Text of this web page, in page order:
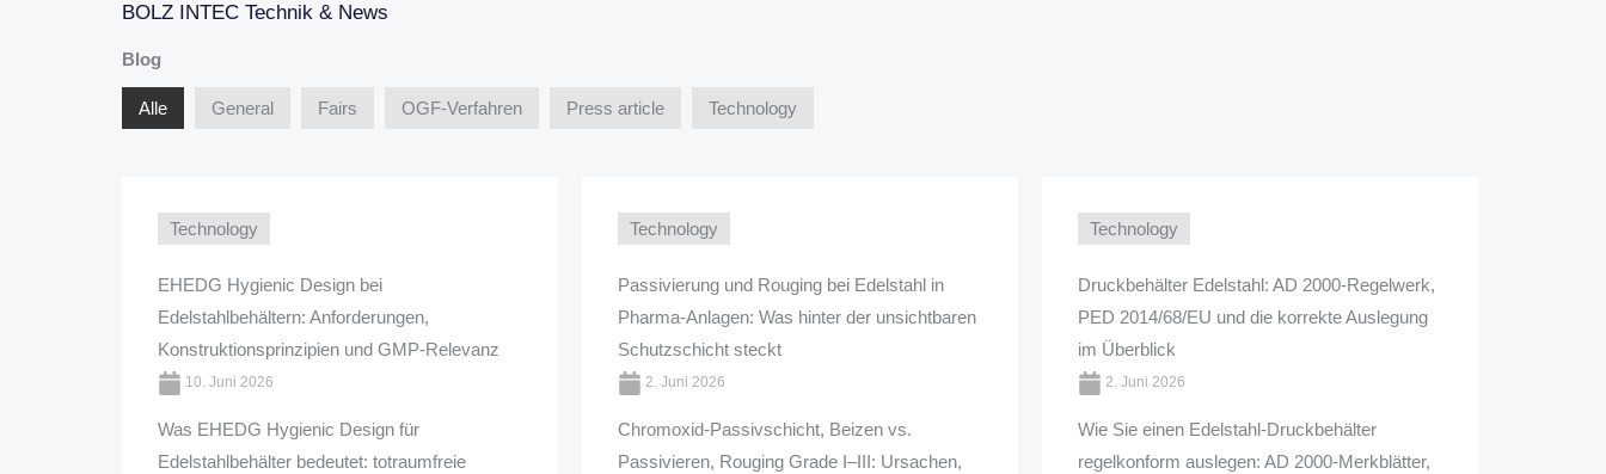
BOLZ INTEC Technik & News
Blog
Alle General Fairs OGF-Verfahren Press article Technology
Technology
EHEDG Hygienic Design bei
Edelstahlbehältern: Anforderungen,
Konstruktionsprinzipien und GMP-Relevanz
10. Juni 2026
Was EHEDG Hygienic Design für
Edelstahlbehälter bedeutet: totraumfreie
Technology
Passivierung und Rouging bei Edelstahl in
Pharma-Anlagen: Was hinter der unsichtbaren
Schutzschicht steckt
2. Juni 2026
Chromoxid-Passivschicht, Beizen vs.
Passivieren, Rouging Grade I–III: Ursachen,
Technology
Druckbehälter Edelstahl: AD 2000-Regelwerk,
PED 2014/68/EU und die korrekte Auslegung
im Überblick
2. Juni 2026
Wie Sie einen Edelstahl-Druckbehälter
regelkonform auslegen: AD 2000-Merkblätter,